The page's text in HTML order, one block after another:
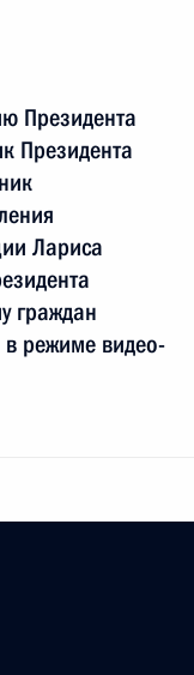
Президента
Президента
Лариса
граждан
режиме видео-